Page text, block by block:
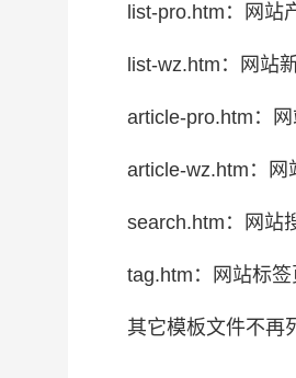
list-pro.htm：网站
list-wz.htm：网站
article-pro.htm：
article-wz.htm：网
search.htm：网站
tag.htm：网站标
其它模板文件不再